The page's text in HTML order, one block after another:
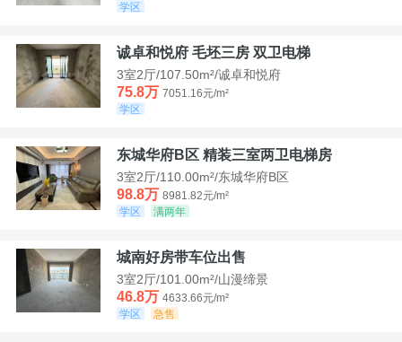
学区
诚卓和悦府 毛坯三房 双卫电梯
3室2厅/107.50m²/诚卓和悦府
75.8万 7051.16元/m²
学区
东城华府B区 精装三室两卫电梯房
3室2厅/110.00m²/东城华府B区
98.8万 8981.82元/m²
学区
满两年
城南好房带车位出售
3室2厅/101.00m²/山漫缔景
46.8万 4633.66元/m²
学区
急售